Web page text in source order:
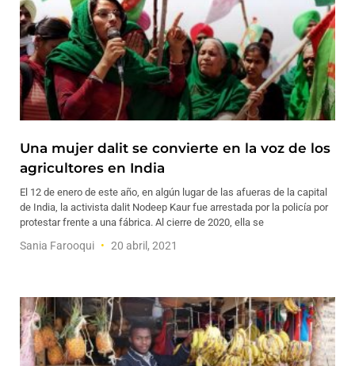
Una mujer dalit se convierte en la voz de los
agricultores en India
El 12 de enero de este año, en algún lugar de las afueras de la capital
de India, la activista dalit Nodeep Kaur fue arrestada por la policía por
protestar frente a una fábrica. Al cierre de 2020, ella se
Sania Farooqui 20 abril, 2021